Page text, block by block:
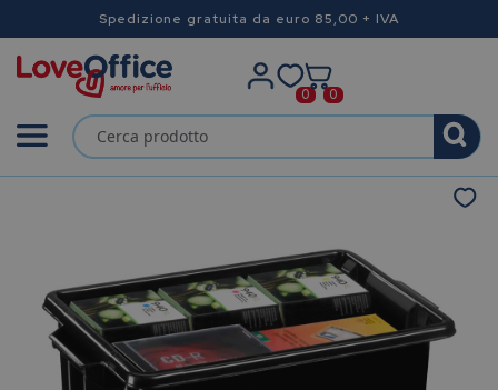
Spedizione gratuita da euro 85,00 + IVA
0 0